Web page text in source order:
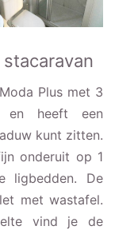
Plus met 3
en heeft een
kunt zitten.
onderuit op 1
ligbedden. De
met wastafel.
vind je de